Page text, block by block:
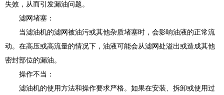
失效，从而引发漏油问题。
滤网堵塞：
当滤油机的滤网被油污或其他杂质堵塞时，会影响油液的正常流
动。在高压或高流量的情况下，油液可能会从滤网处溢出或造成其他
密封部位的漏油。
操作不当：
滤油机的使用方法和操作要求严格。如果在安装、拆卸或使用过